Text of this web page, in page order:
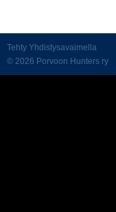
Tehty Yhdistysavaimella
© 2026 Porvoon Hunters ry